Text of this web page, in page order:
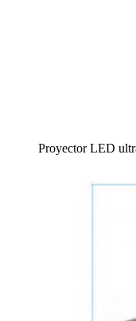
Proyector LED